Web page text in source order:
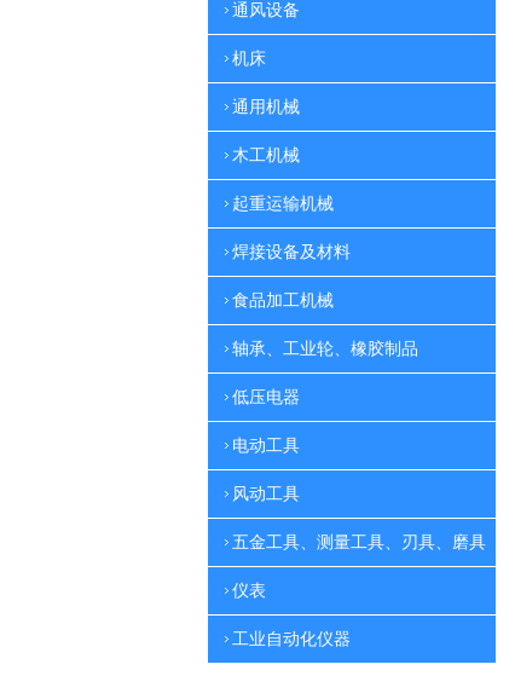
通风设备
机床
通用机械
木工机械
起重运输机械
焊接设备及材料
食品加工机械
轴承、工业轮、橡胶制品
低压电器
电动工具
风动工具
五金工具、测量工具、刃具、磨具
仪表
工业自动化仪器